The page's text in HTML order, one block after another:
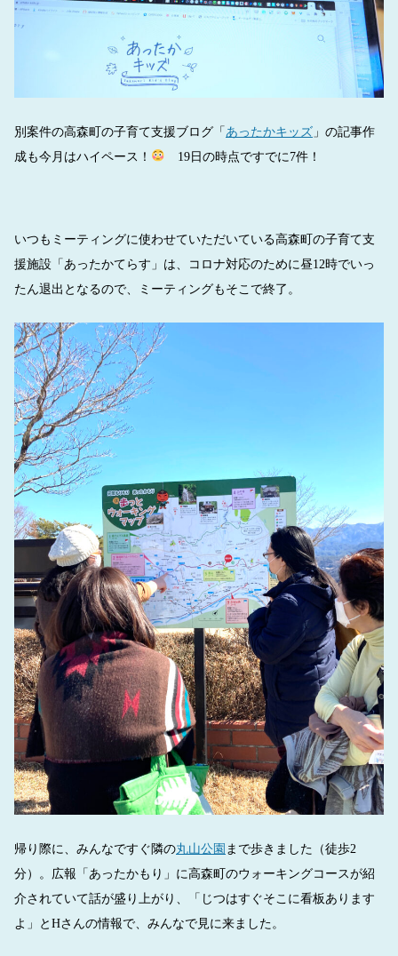
別案件の高森町の子育て支援ブログ「あったかキッズ 」の記事作
成も今月はハイペース！
19日の時点ですでに7件！
いつもミーティングに使わせていただいている高森町の子育て支
援施設「あったかてらす」は、コロナ対応のために昼12時でいっ
たん退出となるので、ミーティングもそこで終了。
帰り際に、みんなですぐ隣の丸山公園 まで歩きました（徒歩2
分）。広報「あったかもり」に高森町のウォーキングコースが紹
介されていて話が盛り上がり、「じつはすぐそこに看板あります
よ」とHさんの情報で、みんなで見に来ました。